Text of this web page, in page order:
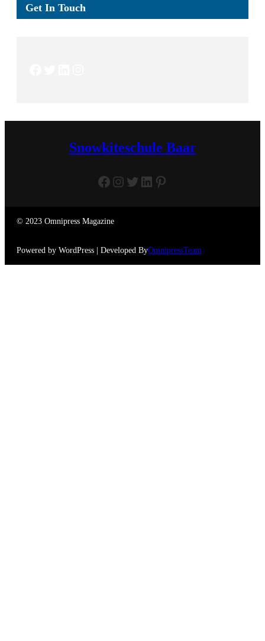
Get In Touch
Snowkiteschule Baar
Facebook Instagram Twitter LinkedIn Pinterest
© 2023 Omnipress Magazine
Powered by WordPress | Developed ByOmnipressTeam